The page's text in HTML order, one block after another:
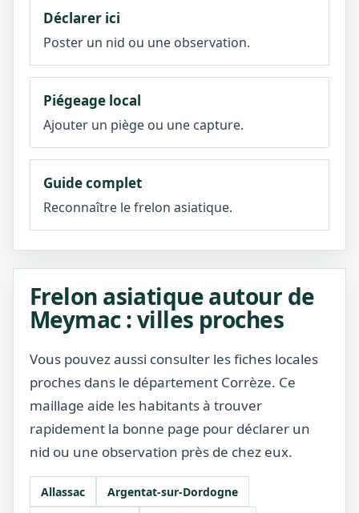
Déclarer ici
Poster un nid ou une observation.
Piégeage local
Ajouter un piège ou une capture.
Guide complet
Reconnaître le frelon asiatique.
Frelon asiatique autour de
Meymac : villes proches
Vous pouvez aussi consulter les fiches locales
proches dans le département Corrèze. Ce
maillage aide les habitants à trouver
rapidement la bonne page pour déclarer un
nid ou une observation près de chez eux.
Allassac
Argentat-sur-Dordogne